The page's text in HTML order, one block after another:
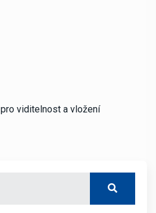
pro viditelnost a vložení